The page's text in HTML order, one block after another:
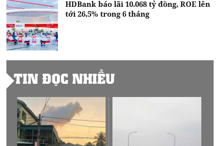
HDBank báo lãi 10.068 tỷ đồng, ROE lên
tới 26,5% trong 6 tháng
TIN ĐỌC NHIỀU